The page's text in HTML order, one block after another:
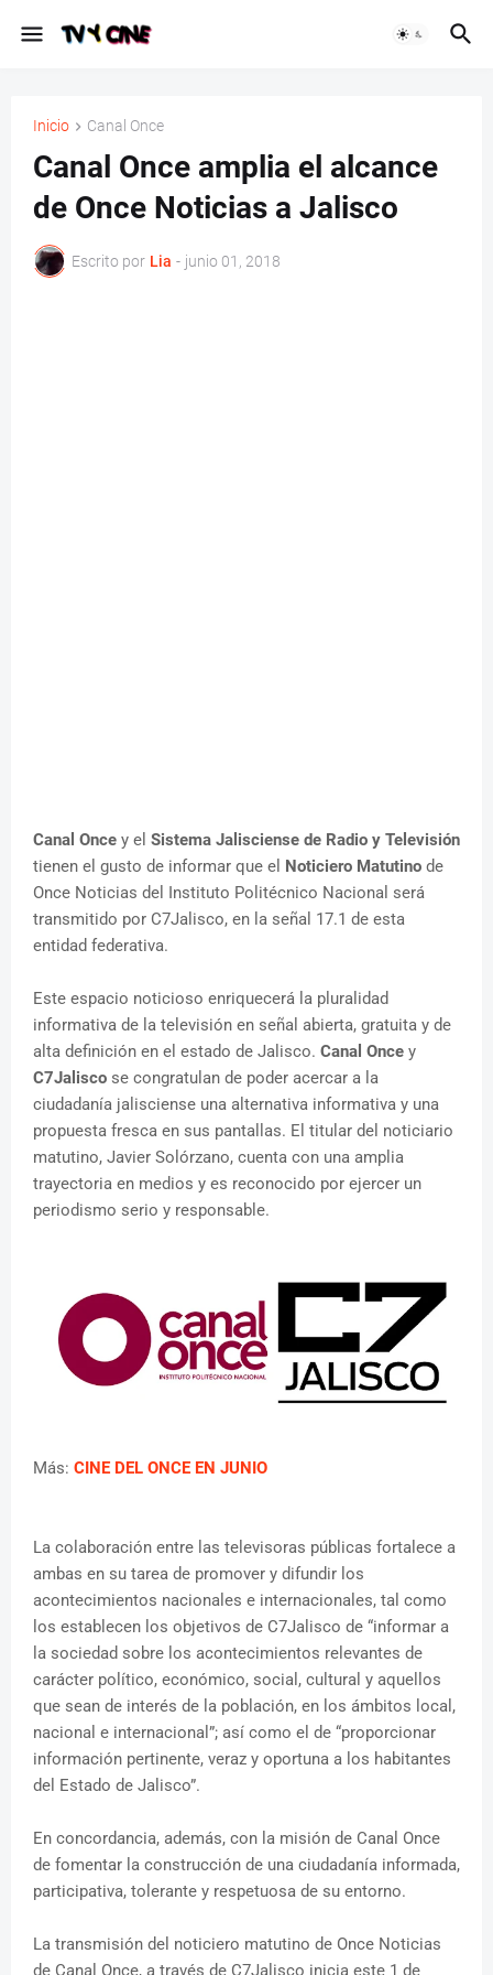
Inicio Canal Once
Canal Once amplia el alcance
de Once Noticias a Jalisco
Escrito por Lia - junio 01, 2018
Canal Once y el Sistema Jalisciense de Radio y Televisión
tienen el gusto de informar que el Noticiero Matutino de
Once Noticias del Instituto Politécnico Nacional será
transmitido por C7Jalisco, en la señal 17.1 de esta
entidad federativa.
Este espacio noticioso enriquecerá la pluralidad
informativa de la televisión en señal abierta, gratuita y de
alta definición en el estado de Jalisco. Canal Once y
C7Jalisco se congratulan de poder acercar a la
ciudadanía jalisciense una alternativa informativa y una
propuesta fresca en sus pantallas. El titular del noticiario
matutino, Javier Solórzano, cuenta con una amplia
trayectoria en medios y es reconocido por ejercer un
periodismo serio y responsable.
Más: CINE DEL ONCE EN JUNIO
La colaboración entre las televisoras públicas fortalece a
ambas en su tarea de promover y difundir los
acontecimientos nacionales e internacionales, tal como
los establecen los objetivos de C7Jalisco de “informar a
la sociedad sobre los acontecimientos relevantes de
carácter político, económico, social, cultural y aquellos
que sean de interés de la población, en los ámbitos local,
nacional e internacional”; así como el de “proporcionar
información pertinente, veraz y oportuna a los habitantes
del Estado de Jalisco”.
En concordancia, además, con la misión de Canal Once
de fomentar la construcción de una ciudadanía informada,
participativa, tolerante y respetuosa de su entorno.
La transmisión del noticiero matutino de Once Noticias